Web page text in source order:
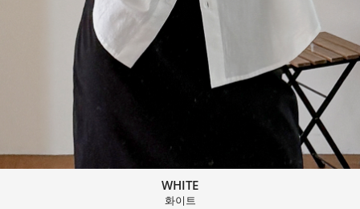
WHITE
화이트